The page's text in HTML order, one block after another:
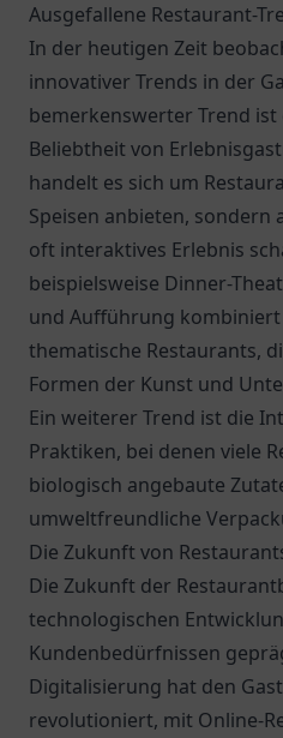
Ausgefallene Restaurant-
In der heutigen Zeit
innovativer Trends in der
bemerkenswerter Trend ist
Beliebtheit von
handelt es sich um
Speisen anbieten, sondern
oft interaktives Erlebnis
beispielsweise Dinner-
und Aufführung
thematische Restaurants,
Formen der Kunst und
Ein weiterer Trend ist die
Praktiken, bei denen viele
biologisch angebaute
umweltfreundliche
Die Zukunft von
Die Zukunft der
technologischen
Kundenbedürfnissen
Digitalisierung hat den
revolutioniert, mit Online-